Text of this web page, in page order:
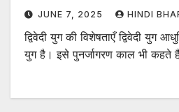
JUNE 7, 2025 HINDI
द्विवेदी युग की विशेषताएँ द्विवेदी युग
युग है। इसे पुनर्जागरण काल भी